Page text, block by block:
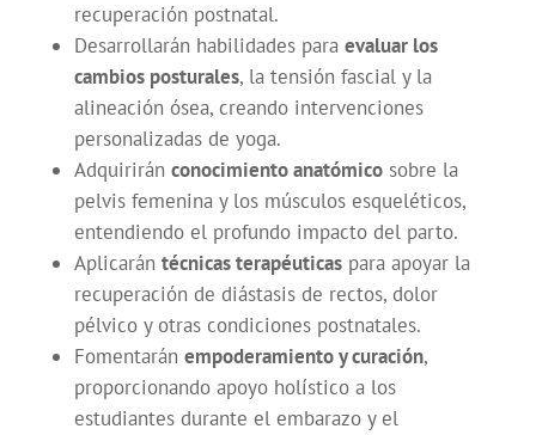
recuperación postnatal.
Desarrollarán habilidades para evaluar los
cambios posturales, la tensión fascial y la
alineación ósea, creando intervenciones
personalizadas de yoga.
Adquirirán conocimiento anatómicosobre la
pelvis femenina y los músculos esqueléticos,
entendiendo el profundo impacto del parto.
Aplicarán técnicas terapéuticaspara apoyar la
recuperación de diástasis de rectos, dolor
pélvico y otras condiciones postnatales.
Fomentarán empoderamiento y curación,
proporcionando apoyo holístico a los
estudiantes durante el embarazo y el